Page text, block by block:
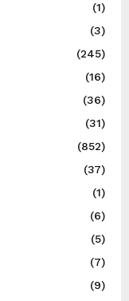
(1)
(3)
(245)
(16)
(36)
(31)
(852)
(37)
(1)
(6)
(5)
(7)
(9)